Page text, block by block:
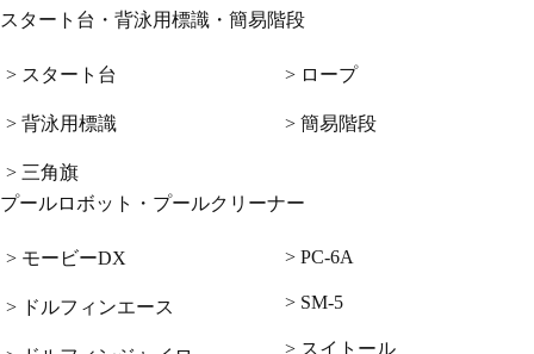
スタート台・背泳用標識・簡易階段
> スタート台
> 背泳用標識
> 三角旗
> ロープ
> 簡易階段
プールロボット・プールクリーナー
> モービーDX
> ドルフィンエース
> PC-6A
> SM-5
> スイトール